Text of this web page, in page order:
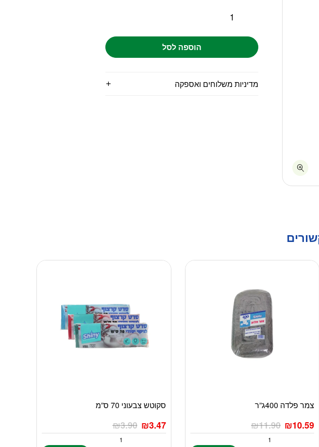
הוספה לסל
מדיניות משלוחים ואספקה
צמר פלדה 400ג”ר
₪11.90 ₪10.59
סקוטש צבעוני 70 ס”מ
₪3.90 ₪3.47